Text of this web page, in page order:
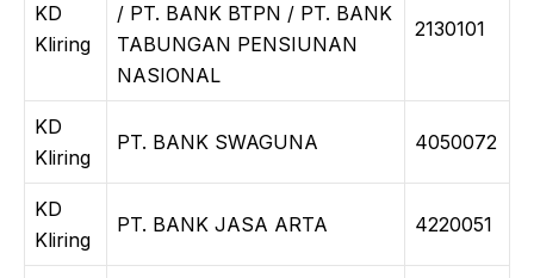
KD
Kliring
/ PT. BANK BTPN / PT. BANK
TABUNGAN PENSIUNAN
NASIONAL
2130101
KD
Kliring
PT. BANK SWAGUNA 4050072
KD
Kliring
PT. BANK JASA ARTA 4220051